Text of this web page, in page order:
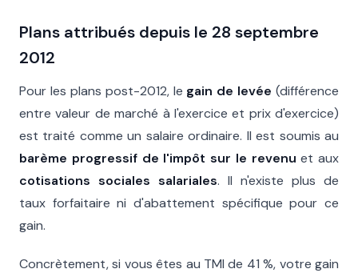
Plans attribués depuis le 28 septembre
2012
Pour les plans post-2012, le gain de levée (différence
entre valeur de marché à l'exercice et prix d'exercice)
est traité comme un salaire ordinaire. Il est soumis au
barème progressif de l'impôt sur le revenu et aux
cotisations sociales salariales. Il n'existe plus de
taux forfaitaire ni d'abattement spécifique pour ce
gain.
Concrètement, si vous êtes au TMI de 41 %, votre gain